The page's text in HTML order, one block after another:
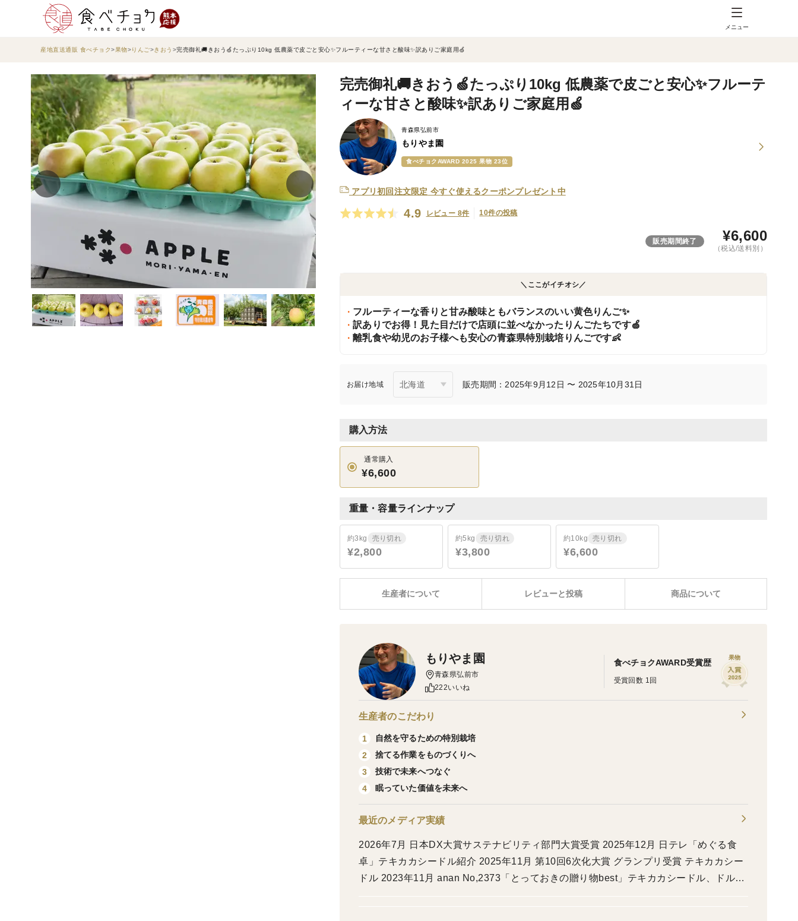
メニュー
産地直送通販 食べチョク 果物 りんご きおう 完売御礼🚚きおう🍏たっぷり10kg 低農薬で皮ごと安心✨フルーティーな甘さと酸味✨訳ありご家庭用🍏
完売御礼🚚きおう🍏たっぷり10kg 低農薬で皮ごと安心✨フルーテ
ィーな甘さと酸味✨訳ありご家庭用🍏
青森県弘前市
もりやま園
食べチョクAWARD 2025 果物 23位
アプリ初回注文限定 今すぐ使えるクーポンプレゼント中
4.9 レビュー 8件 10件の投稿
販売期間終了 ¥6,600
（税込/送料別）
＼ここがイチオシ／
フルーティーな香りと甘み酸味ともバランスのいい黄色りんご✨
訳ありでお得！見た目だけで店頭に並べなかったりんごたちです🍏
離乳食や幼児のお子様へも安心の青森県特別栽培りんごです👶
お届け地域 販売期間：2025年9月12日 〜 2025年10月31日
購入方法
通常購入
¥6,600
重量・容量ラインナップ
約3kg 売り切れ
¥2,800
約5kg 売り切れ
¥3,800
約10kg 売り切れ
¥6,600
レビューと投稿 商品について
生産者について
もりやま園
青森県弘前市
222いいね
食べチョクAWARD受賞歴
受賞回数 1回
果物
生産者のこだわり
1
自然を守るための特別栽培
2
捨てる作業をものづくりへ
3
技術で未来へつなぐ
4
眠っていた価値を未来へ
最近のメディア実績
2026年7月 日本DX大賞サステナビリティ部門大賞受賞 2025年12月 日テレ「めぐる食
卓」テキカカシードル紹介 2025年11月 第10回6次化大賞 グランプリ受賞 テキカカシー
ドル 2023年11月 anan No,2373「とっておきの贈り物best」テキカカシードル、ドル